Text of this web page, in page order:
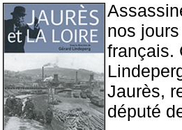
nos
français.
Jaurès,
député